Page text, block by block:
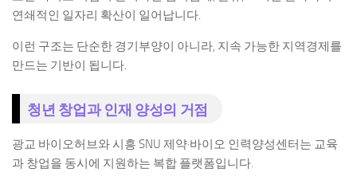
연쇄적인 일자리 확산이 일어납니다.
이런 구조는 단순한 경기부양이 아니라, 지속 가능한 지역경제를
만드는 기반이 됩니다.
청년 창업과 인재 양성의 거점
광교 바이오허브와 시흥 SNU 제약·바이오 인력양성센터는 교육
과 창업을 동시에 지원하는 복합 플랫폼입니다.